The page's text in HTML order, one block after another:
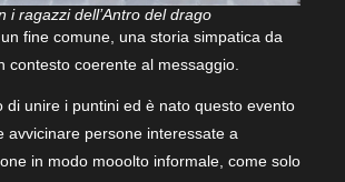
i ragazzi dell’Antro del drago
fine comune, una storia simpatica da
contesto coerente al messaggio.
di unire i puntini ed è nato questo evento
avvicinare persone interessate a
in modo mooolto informale, come solo